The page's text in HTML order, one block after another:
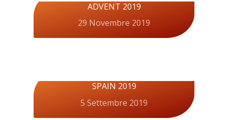
ADVENT 2019
29 Novembre 2019
SPAIN 2019
5 Settembre 2019